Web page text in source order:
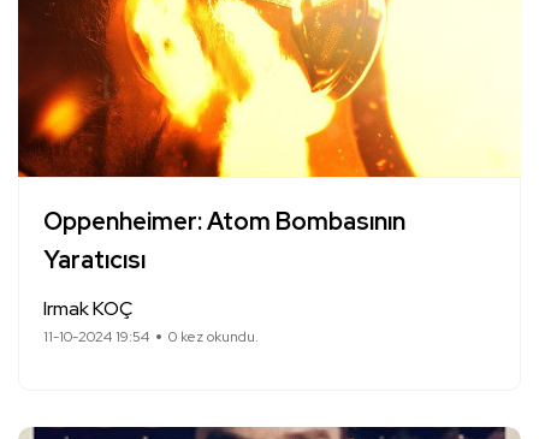
Oppenheimer: Atom Bombasının
Yaratıcısı
Irmak KOÇ
11-10-2024 19:54 0 kez okundu.